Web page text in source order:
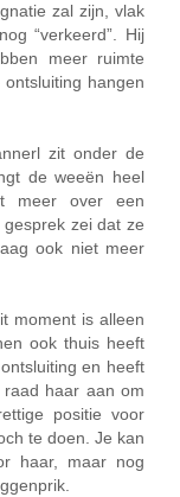
zal zijn, vlak
“verkeerd”. Hij
meer ruimte
hangen
zit onder de
de weeën heel
meer over een
zei dat ze
ook niet meer
moment is alleen
ook thuis heeft
en heeft
haar aan om
positie voor
te doen. Je kan
haar, maar nog